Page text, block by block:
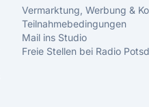
Vermarktung, Werbung &
Teilnahmebedingungen
Mail ins Studio
Freie Stellen bei Radio